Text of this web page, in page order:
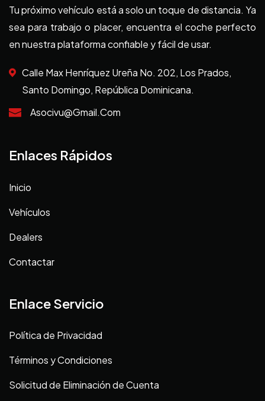
Tu próximo vehículo está a solo un toque de distancia. Ya
sea para trabajo o placer, encuentra el coche perfecto
en nuestra plataforma confiable y fácil de usar.
Calle Max Henríquez Ureña No. 202, Los Prados,
Santo Domingo, República Dominicana.
Asocivu@gmail.com
Enlaces Rápidos
Inicio
Vehículos
Dealers
Contactar
Enlace Servicio
Política de Privacidad
Términos y Condiciones
Solicitud de Eliminación de Cuenta